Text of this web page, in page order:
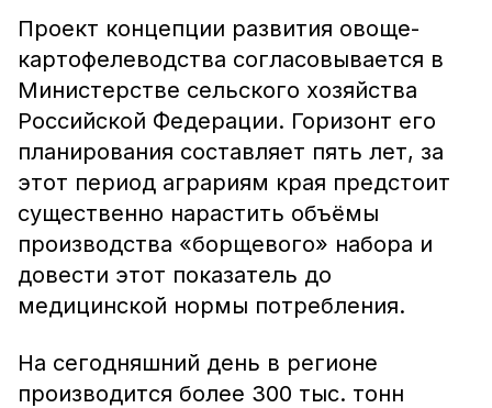
Проект концепции развития овоще-
картофелеводства согласовывается в
Министерстве сельского хозяйства
Российской Федерации. Горизонт его
планирования составляет пять лет, за
этот период аграриям края предстоит
существенно нарастить объёмы
производства «борщевого» набора и
довести этот показатель до
медицинской нормы потребления.
На сегодняшний день в регионе
производится более 300 тыс. тонн